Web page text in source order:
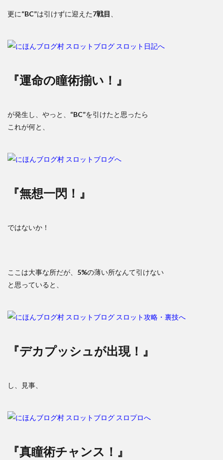
更に“BC”は引けずに迎えた7戦目
『運命の瞳術揃い！』
が発生し、やっと、 “BC”を引けたと思ったら
これが何と、
『無想一閃！』
ではないか！
ここは大事な所だが、 5%の薄い所なんて引けない
と思っていると、
『デカプッシュが出現！』
し、見事、
『真瞳術チャンス！』